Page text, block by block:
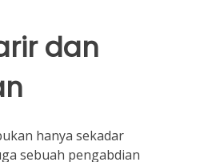
dan
hanya sekadar
sebuah pengabdian